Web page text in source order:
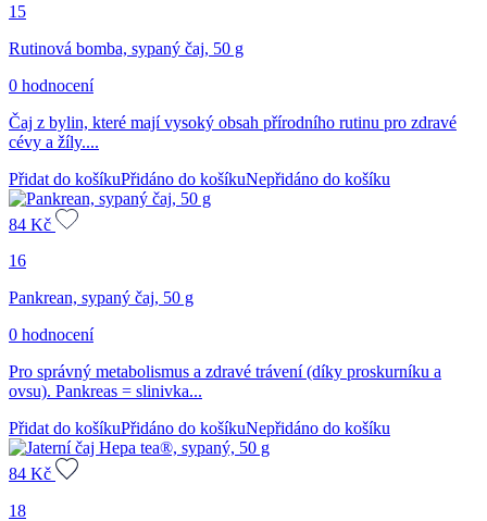
15
Rutinová bomba, sypaný čaj, 50 g
0 hodnocení
Čaj z bylin, které mají vysoký obsah přírodního rutinu pro zdravé
cévy a žíly....
Přidat do košíkuPřidáno do košíkuNepřidáno do košíku
84 Kč
16
Pankrean, sypaný čaj, 50 g
0 hodnocení
Pro správný metabolismus a zdravé trávení (díky proskurníku a
ovsu). Pankreas = slinivka...
Přidat do košíkuPřidáno do košíkuNepřidáno do košíku
84 Kč
18